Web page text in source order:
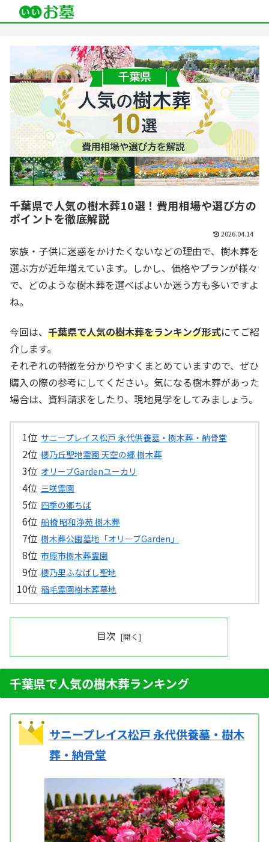
千葉県で人気の樹木葬10選！費用相場や選び方の
ポイントを徹底解説
2026.04.14
家族・子供に迷惑をかけたくないなどの理由で、樹木葬を
選ぶ方が近年増えています。しかし、価格やプランが様々
で、どのような樹木葬を選べばよいか迷う方も多いですよ
ね。
今回は、 千葉県で人気の樹木葬をランキング形式にてご紹
介します。
それぞれの特徴を分かりやすくまとめていますので、ぜひ
購入の際の参考にしてください。気になる樹木葬があった
場合は、資料請求をしたり、現地見学をしてみましょう。
サニープレイス松戸 永代供養墓・樹木葬・納骨堂
櫻乃丘聖地霊園 天空の郷 樹木葬
オリーブGardenユーカリ
三咲霊園
四季の郷ちば
船橋 昭和浄苑 樹木葬
樹木葬公園墓地「オリーブGarden」
市原市樹木葬霊園
櫻乃里ふなばし聖地
稲毛霊園樹木葬墓地
目次
千葉県で人気の樹木葬ランキング
サニープレイス松戸 永代供養墓・樹木
葬・納骨堂